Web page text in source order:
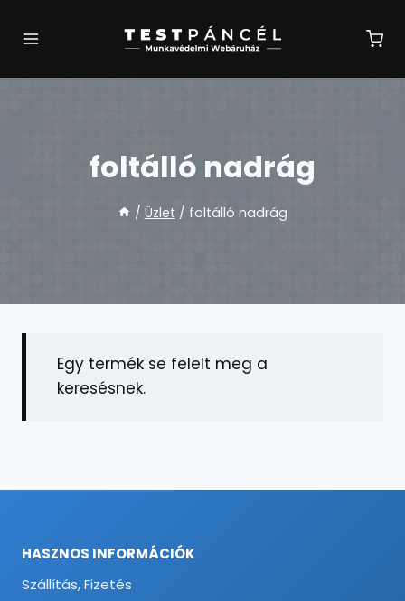
foltálló nadrág
/ Üzlet / foltálló nadrág
Egy termék se felelt meg a
keresésnek.
HASZNOS INFORMÁCIÓK
Szállítás, Fizetés